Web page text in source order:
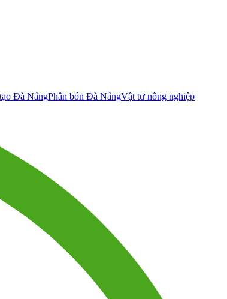
Đà NẵngPhân bón Đà NẵngVật tư nông nghiệp